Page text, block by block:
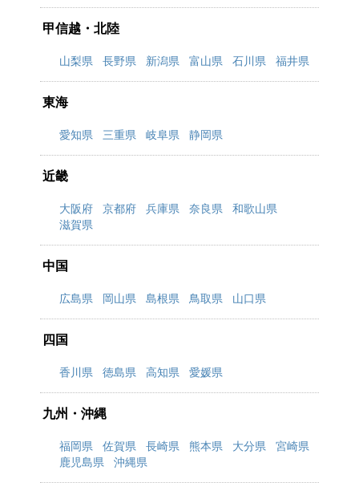
甲信越・北陸
山梨県 長野県 新潟県 富山県 石川県 福井県
東海
愛知県 三重県 岐阜県 静岡県
近畿
大阪府 京都府 兵庫県 奈良県
和歌山県
滋賀県
中国
広島県 岡山県 島根県 鳥取県 山口県
四国
香川県 徳島県 高知県 愛媛県
九州・沖縄
福岡県 佐賀県 長崎県 熊本県 大分県
宮崎県
鹿児島県
沖縄県